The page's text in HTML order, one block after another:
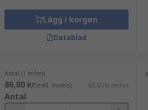
Lägg i korgen
Datablad
Antal (1 enhet)
86,80 kr(exkl. moms) 86,80 kr/enhet
Antal